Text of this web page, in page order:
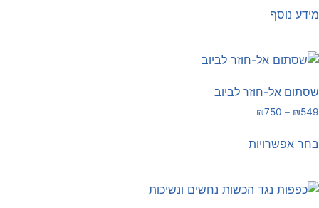
מידע נוסף
שסתום אל-חוזר לביוב
₪549
–
₪750
בחר אפשרויות